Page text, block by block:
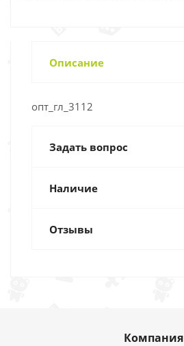
Описание
опт_гл_3112
Задать вопрос
Наличие
Отзывы
Компания